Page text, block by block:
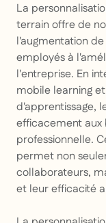
La
terrain offre de
l'augmentation
employés à
l'entreprise. En
mobile learning
d'apprentissage,
efficacement aux
professionnelle.
permet non
collaborateurs,
et leur efficacité